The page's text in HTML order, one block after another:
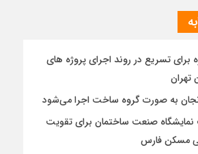
برای تسریع در روند اجرای پروژه های
به صورت گروه ساخت اجرا می‌شود
نمایشگاه صنعت ساختمان برای تقویت
مسکن فارس